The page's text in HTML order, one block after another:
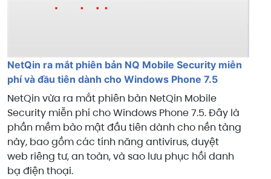
NetQin ra mắt phiên bản NQ Mobile Security miễn
phí và đầu tiên dành cho Windows Phone 7.5
NetQin vừa ra mắt phiên bản NetQin Mobile
Security miễn phí cho Windows Phone 7.5. Đây là
phần mềm bảo mật đầu tiên dành cho nền tảng
này, bao gồm các tính năng antivirus, duyệt
web riêng tư, an toàn, và sao lưu phục hồi danh
bạ điện thoại.